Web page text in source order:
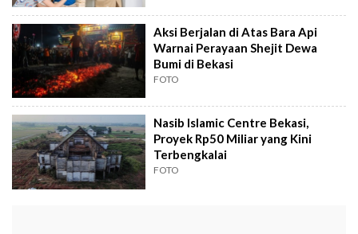
Aksi Berjalan di Atas Bara Api
Warnai Perayaan Shejit Dewa
Bumi di Bekasi
FOTO
Nasib Islamic Centre Bekasi,
Proyek Rp50 Miliar yang Kini
Terbengkalai
FOTO